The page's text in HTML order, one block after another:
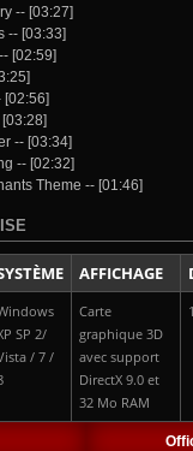
-- [03:27]
-- [03:33]
[02:59]
[02:56]
-- [03:34]
-- [02:32]
Theme -- [01:46]
AFFICHAGE
SP 2/
/ 7 /
Carte
graphique 3D
avec support
DirectX 9.0 et
32 Mo RAM